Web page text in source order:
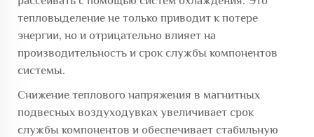
тепловыделение не только приводит к потере
энергии, но и отрицательно влияет на
производительность и срок службы компонентов
системы.
Снижение теплового напряжения в магнитных
подвесных воздуходувках увеличивает срок
службы компонентов и обеспечивает стабильную